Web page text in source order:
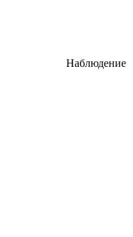
Наблюдение